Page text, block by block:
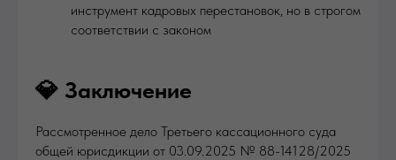
инструмент кадровых перестановок, но в строгом
соответствии с законом
💎 Заключение
Рассмотренное дело Третьего кассационного суда
общей юрисдикции от 03.09.2025 № 88-14128/2025